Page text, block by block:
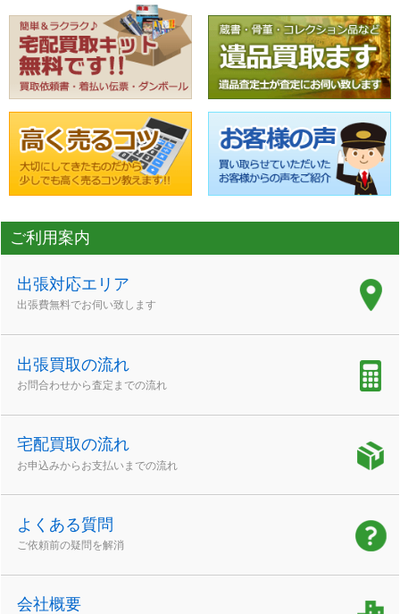
ご利用案内
出張対応エリア
出張費無料でお伺い致します
出張買取の流れ
お問合わせから査定までの流れ
宅配買取の流れ
お申込みからお支払いまでの流れ
よくある質問
ご依頼前の疑問を解消
会社概要